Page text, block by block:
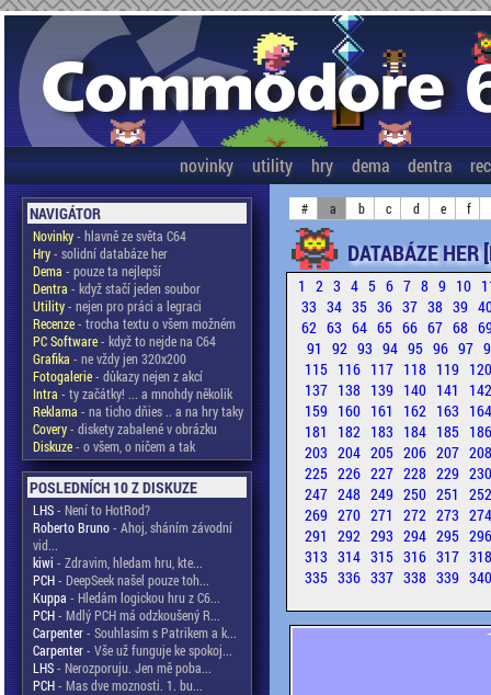
novinky utility hry dema dentra
NAVIGÁTOR
Novinky- hlavně ze světa C64
Hry- solidní databáze her
Dema - pouze ta nejlepší
Dentra - když stačí jeden soubor
Utility- nejen pro práci a legraci
Recenze- trocha textu o všem možném
PC Software- když to nejde na C64
Grafika - ne vždy jen 320x200
Fotogalerie- důkazy nejen z akcí
Intra - ty začátky! ... a mnohdy několik
Reklama - na ticho dňies .. a na hry taky
Covery- diskety zabalené v obrázku
Diskuze- o všem, o ničem a tak
POSLEDNÍCH 10 Z DISKUZE
LHS- Není to HotRod?
Roberto Bruno- Ahoj, sháním závodní
vid...
kiwi - Zdravim, hledam hru, kte...
PCH- DeepSeek našel pouze toh...
Kuppa - Hledám logickou hru z C6...
PCH- Mdlý PCH má odzkoušený R...
Carpenter- Souhlasím s Patrikem a k...
Carpenter- Vše už funguje ke spokoj...
LHS- Nerozporuju. Jen mě poba...
PCH- Mas dve moznosti. 1. bu...
# a b c d e f
DATABÁZE
1 2 3 4 5 6 7 8 9 10
33 34 35 36 37 38 39
62 63 64 65 66 67 68
91 92 93 94 95 96 97
115 116 117 118 119
137 138 139 140 141
159 160 161 162 163
181
182 183 184 185
203 204 205 206 207
225 226 227 228 229
247 248 249 250 251
269 270 271 272 273
291 292 293 294 295
313 314 315 316 317
335 336 337 338 339